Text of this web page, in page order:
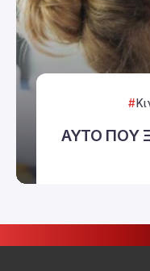
ΑΥΤΟ ΠΟΥ